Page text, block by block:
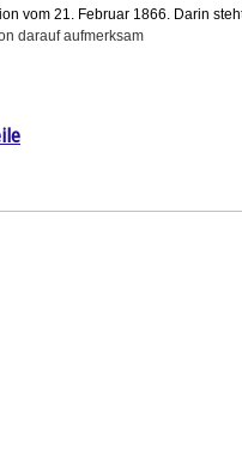
vom 21. Februar 1866. Darin
darauf aufmerksam